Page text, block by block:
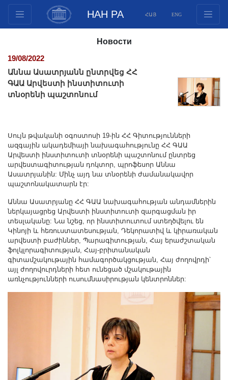
НАН РА ՀԱՅ ENG
Инновационные предложения
Публикации
Конкурсы
Международное сотрудничество
Молодежные программы
Фотогалерея
Видеогалерея
Веб ресурсы
Другие академии
Газета "Гитутюн"
Журнал "В мире науки"
Публикации в прессе
Анонсы
Ученые диаспоры
Новости
19/08/2022
Աննա Ասատրյանն ընտրվեց ՀՀ
ԳԱԱ Արվեստի ինստիտուտի
տնօրենի պաշտոնում
Սույն թվականի օգոստոսի 19-ին ՀՀ Գիտությունների
ազգային ակադեմիայի նախագահությունը ՀՀ ԳԱԱ
Արվեստի ինստիտուտի տնօրենի պաշտոնում ընտրեց
արվեստագիտության դոկտոր, պրոֆեսոր Աննա
Ասատրյանին: Մինչ այդ նա տնօրենի ժամանակավոր
պաշտոնակատարն էր:
Աննա Ասատրյանը ՀՀ ԳԱԱ նախագահության անդամներին
ներկայացրեց Արվեստի ինստիտուտի զարգացման իր
տեսլականը: Նա նշեց, որ ինստիտուտում ստեղծվելու են
Կինոյի և հեռուստատեսության, Դեկորատիվ և կիրառական
արվեստի բաժիններ, Պարագիտության, Հայ երաժշտական
ֆոլկլորագիտության, Հայ-բրիտանական
գիտամշակութային համագործակցության, Հայ ժողովրդի՝
այլ ժողովուրդների հետ ունեցած մշակութային
առնչությունների ուսումնասիրության կենտրոններ: